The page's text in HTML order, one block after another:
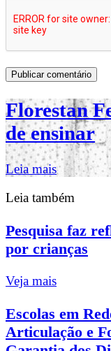
Florestan
de ensinar
Leia mais
Leia também
Pesquisa faz
por crianças
Veja mais
Escolas em
Articulação e